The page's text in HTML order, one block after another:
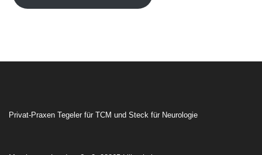
Privat-Praxen Tegeler für TCM und Steck für Neurologie